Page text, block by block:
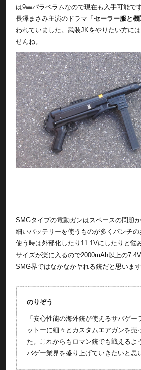
は9㎜パラベラムなので現在も入手可能です
長澤まさみ主演のドラマ「 セーラー服と機
われていました。武装JKをやりたい方に
せんね。
SMGタイプの電動ガンはスペースの問題
細いバッテリーを使うものが多くパンチ
使う時は外部化したり11.1Vにしたりと悩
サイズが楽に入るので2000mAh以上の
SMG界ではなかなかヤれる銃だと思いま
のりぞう
「安心性能の海外銃が使えるサバゲー
ットーに細々とカスタムエアガンを売
た。これからもロマン銃でも戦えるよ
バゲー業界を盛り上げていきたいと思